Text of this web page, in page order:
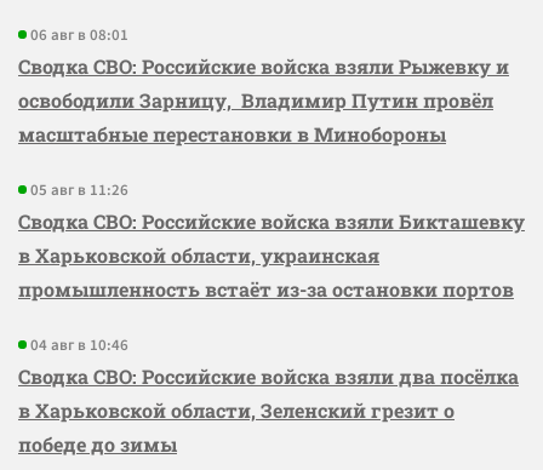
06 авг в 08:01
Сводка СВО: Российские войска взяли Рыжевку и
освободили Зарницу, Владимир Путин провёл
масштабные перестановки в Минобороны
05 авг в 11:26
Сводка СВО: Российские войска взяли Бикташевку
в Харьковской области, украинская
промышленность встаёт из-за остановки портов
04 авг в 10:46
Сводка СВО: Российские войска взяли два посёлка
в Харьковской области, Зеленский грезит о
победе до зимы